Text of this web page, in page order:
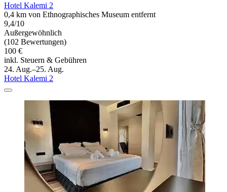
Hotel Kalemi 2
0,4 km von Ethnographisches Museum entfernt
9,4/10
Außergewöhnlich
(102 Bewertungen)
100 €
inkl. Steuern & Gebühren
24. Aug.–25. Aug.
Hotel Kalemi 2